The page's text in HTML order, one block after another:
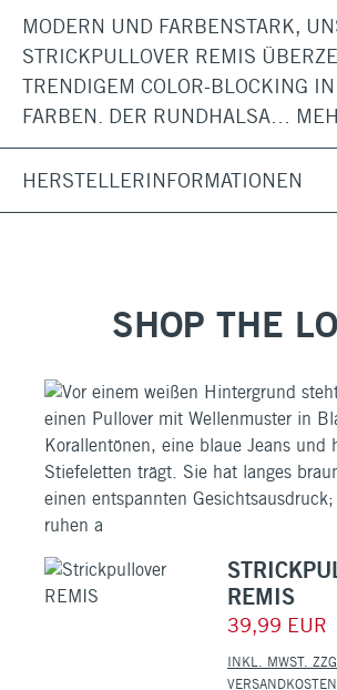
MODERN UND FARBENSTARK,
STRICKPULLOVER REMIS
TRENDIGEM COLOR-BLOCKING
FARBEN. DER RUNDHALSA…
HERSTELLERINFORMATIONEN
SHOP THE
REMIS
39,99 EUR
INKL. MWST.
VERSANDKOSTEN